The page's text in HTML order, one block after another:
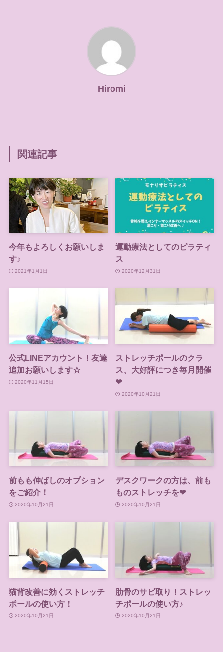
Hiromi
関連記事
今年もよろしくお願いしま
す♪
2021年1月1日
運動療法としてのピラティ
ス
2020年12月31日
公式LINEアカウント！友達
追加お願いします☆
2020年11月15日
ストレッチポールのクラ
ス、大好評につき毎月開催
❤
2020年10月21日
前もも伸ばしのオプション
をご紹介！
2020年10月21日
デスクワークの方は、前も
ものストレッチを❤
2020年10月21日
猫背改善に効くストレッチ
ポールの使い方！
2020年10月21日
肋骨のサビ取り！ストレッ
チポールの使い方♪
2020年10月21日